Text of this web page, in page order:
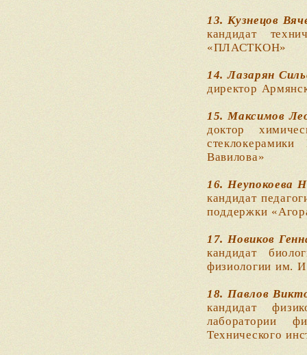
13. Кузнецов
кандидат
«ПЛАСТКОН»
14. Лазарян
директор
15. Максимов
доктор
Вавилова»
16. Неупокоева
кандидат
поддержки
17. Новиков
кандидат
физиологии им.
18. Павлов
кандидат
лаборатории
Технического